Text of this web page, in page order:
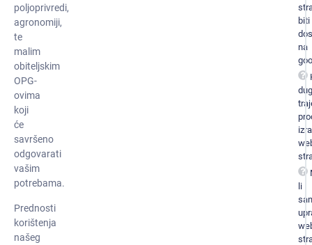
poljoprivredi,
agronomiji,
te
malim
obiteljskim
OPG-
ovima
koji
će
savršeno
odgovarati
vašim
potrebama.
Prednosti
korištenja
našeg
biti
na
li